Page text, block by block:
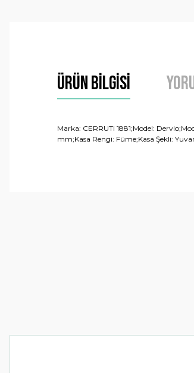
Ürün Bilgisi
Marka: CERRUTI 1881;Model:
mm;Kasa Rengi: Füme;Kasa Şekli: